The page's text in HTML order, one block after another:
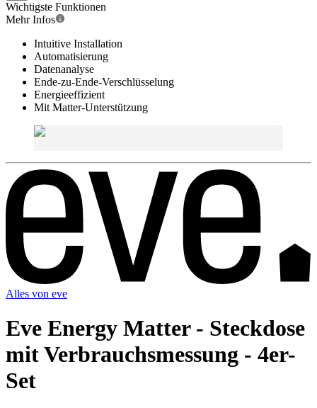
Wichtigste Funktionen
Mehr Infos
Intuitive Installation
Automatisierung
Datenanalyse
Ende-zu-Ende-Verschlüsselung
Energieeffizient
Mit Matter-Unterstützung
Alles von eve
Eve Energy Matter - Steckdose
mit Verbrauchsmessung - 4er-
Set